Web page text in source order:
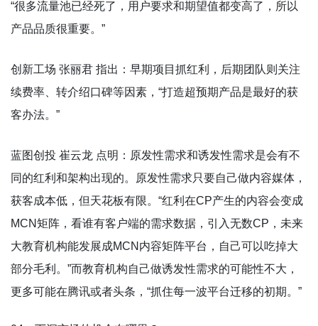
“很多流量池已经死了，用户要求和期望值都变高了，所以
产品品质很重要。”
创新工场 张丽君 指出：早期项目抓红利，后期团队则关注
续费率、转介绍口碑等因素，“打造超预期产品是最好的获
客办法。”
蓝图创投 崔云龙 点明：原发性需求和诱发性需求是会有不
同的红利和架构出现的。原发性需求只要自己做内容媒体，
获客成本低，但天花板有限。“红利在CP产生的内容会变成
MCN矩阵，看谁有客户端的需求数据，引入无数CP，未来
大教育机构能发展成MCN内容矩阵平台，自己可以吃掉大
部分毛利。”而教育机构自己做诱发性需求的可能性不大，
更多可能在腾讯或者头条，“抓住每一波平台迁移的初期。”